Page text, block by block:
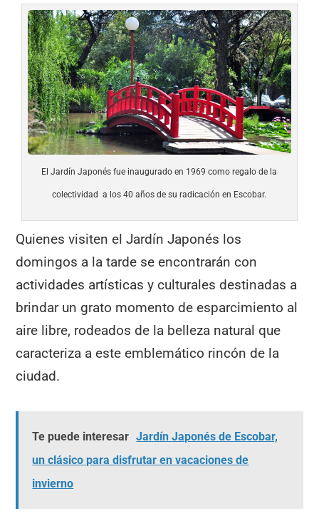
El Jardín Japonés fue inaugurado en 1969 como regalo de la
colectividad a los 40 años de su radicación en Escobar.
Quienes visiten el Jardín Japonés los
domingos a la tarde se encontrarán con
actividades artísticas y culturales destinadas a
brindar un grato momento de esparcimiento al
aire libre, rodeados de la belleza natural que
caracteriza a este emblemático rincón de la
ciudad.
Te puede interesar Jardín Japonés de Escobar,
un clásico para disfrutar en vacaciones de
invierno